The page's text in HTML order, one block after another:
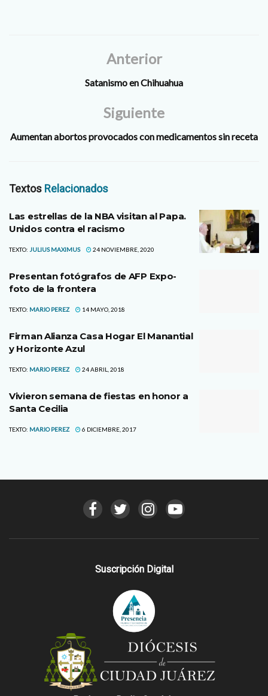
Anterior
Satanismo en Chihuahua
Siguiente
Aumentan abortos provocados con medicamentos sin receta
Textos Relacionados
Las estrellas de la NBA visitan al Papa.
Unidos contra el racismo
TEXTO: JULIUS MAXIMUS 24 NOVIEMBRE, 2020
Presentan fotógrafos de AFP Expo-
foto de la frontera
TEXTO: MARIO PEREZ 14 MAYO, 2018
Firman Alianza Casa Hogar El Manantial
y Horizonte Azul
TEXTO: MARIO PEREZ 24 ABRIL, 2018
Vivieron semana de fiestas en honor a
Santa Cecilia
TEXTO: MARIO PEREZ 6 DICIEMBRE, 2017
Suscripción Digital